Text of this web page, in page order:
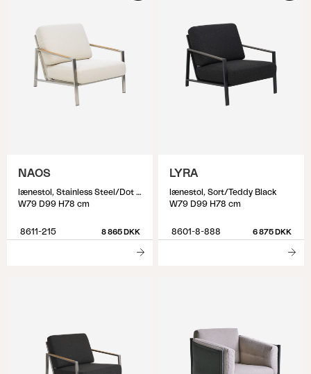
NAOS
lænestol, Stainless Steel/Dot Beige
W79 D99 H78 cm
8611-215 8 865 DKK
LYRA
lænestol, Sort/Teddy Black
W79 D99 H78 cm
8601-8-888 6 875 DKK